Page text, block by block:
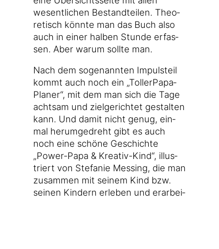
wesent­li­chen Bestand­tei­len. Theo­
re­tisch könn­te man das Buch also
auch in einer hal­ben Stun­de erfas­
sen. Aber war­um soll­te man.
Nach dem soge­nann­ten Impuls­teil
kommt auch noch ein „Tol­ler­Pa­pa­
Pla­ner“, mit dem man sich die Tage
acht­sam und ziel­ge­rich­tet gestal­ten
kann. Und damit nicht genug, ein­
mal her­um­ge­dreht gibt es auch
noch eine schö­ne Geschich­te
„Power-Papa & Kreativ-Kind“, illus­
triert von Ste­fa­nie Mes­sing, die man
zusam­men mit sei­nem Kind bzw.
sei­nen Kin­dern erle­ben und erar­bei­